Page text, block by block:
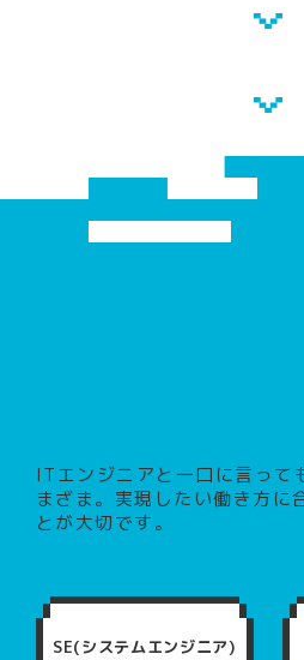
ITエンジニアと一口に言って
まざま。 実現したい働き方に
とが大切です。
SE(システムエンジニア)